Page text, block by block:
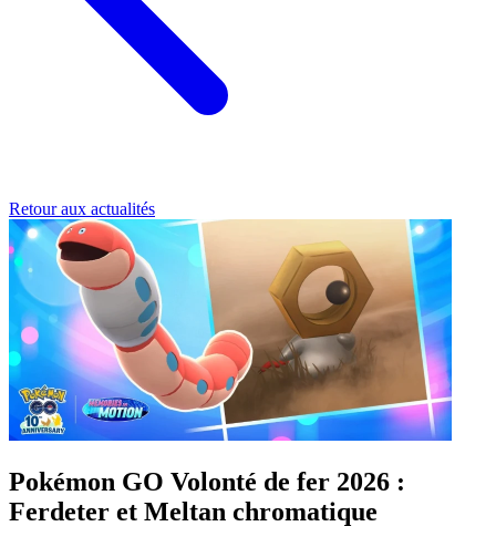
Retour aux actualités
Pokémon GO Volonté de fer 2026 :
Ferdeter et Meltan chromatique